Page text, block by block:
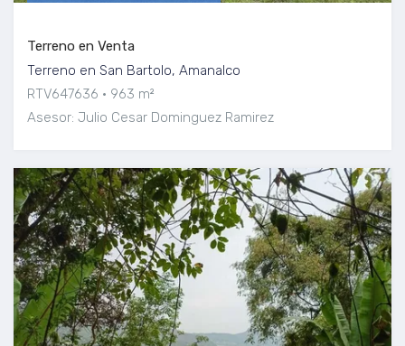
Terreno en Venta
Terreno en San Bartolo, Amanalco
RTV647636
963 m²
Asesor: Julio Cesar Dominguez Ramirez